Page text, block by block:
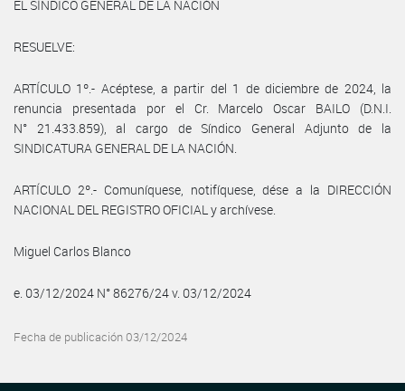
EL SÍNDICO GENERAL DE LA NACIÓN
RESUELVE:
ARTÍCULO 1º.- Acéptese, a partir del 1 de diciembre de 2024, la
renuncia presentada por el Cr. Marcelo Oscar BAILO (D.N.I.
N° 21.433.859), al cargo de Síndico General Adjunto de la
SINDICATURA GENERAL DE LA NACIÓN.
ARTÍCULO 2º.- Comuníquese, notifíquese, dése a la DIRECCIÓN
NACIONAL DEL REGISTRO OFICIAL y archívese.
Miguel Carlos Blanco
e. 03/12/2024 N° 86276/24 v. 03/12/2024
Fecha de publicación 03/12/2024